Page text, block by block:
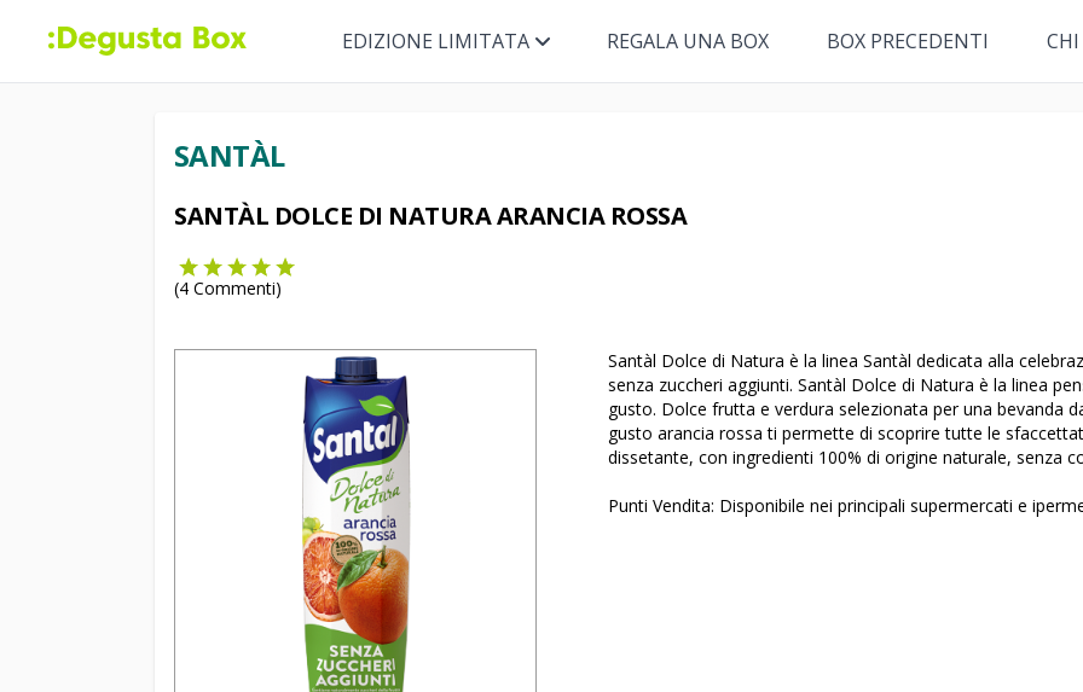
EDIZIONE LIMITATA REGALA UNA BOX BOX PRECEDENTI
SANTÀL
SANTÀL DOLCE DI NATURA ARANCIA ROSSA
(4 Commenti)
Santàl Dolce di Natura è la linea Santàl dedicata alla
senza zuccheri aggiunti. Santàl Dolce di Natura è la linea
gusto. Dolce frutta e verdura selezionata per una bevanda
gusto arancia rossa ti permette di scoprire tutte le
dissetante, con ingredienti 100% di origine naturale, senza
Punti Vendita: Disponibile nei principali supermercati e